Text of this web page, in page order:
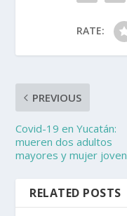
RATE:
PREVIOUS
Covid-19 en Yucatán:
mueren dos adultos
mayores y mujer joven
RELATED POSTS